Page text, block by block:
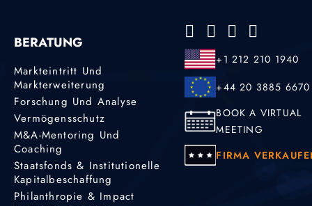
BERATUNG
Markteintritt Und
Markterweiterung
Forschung Und Analyse
Vermögensschutz
M&A-Mentoring Und
Coaching
Staatsfonds & Institutionelle
Kapitalbeschaffung
Philanthropie & Impact
+1 212 210 1940
+44 20 3885 6670
BOOK A VIRTUAL
MEETING
FIRMA